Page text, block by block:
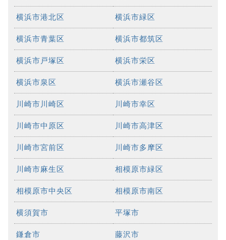
横浜市港北区 横浜市緑区
横浜市青葉区 横浜市都筑区
横浜市戸塚区 横浜市栄区
横浜市泉区 横浜市瀬谷区
川崎市川崎区 川崎市幸区
川崎市中原区 川崎市高津区
川崎市宮前区 川崎市多摩区
川崎市麻生区 相模原市緑区
相模原市中央区 相模原市南区
横須賀市 平塚市
鎌倉市 藤沢市